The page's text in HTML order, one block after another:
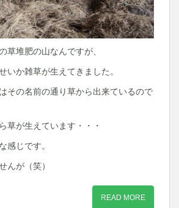
草堆肥の山なんですが、
いか雑草が生えてきました。
その名前の通り草から出来ているので
草が生えています・・・
感じです。
んが（笑）
READ MORE